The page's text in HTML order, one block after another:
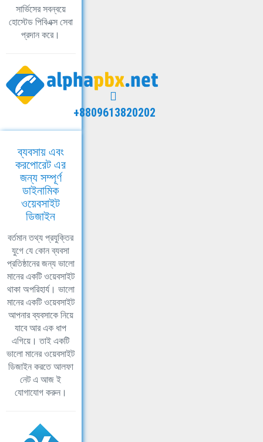
সার্ভিসের সবন্বয়ে
হোস্টেড পিবিএক্স সেবা
প্রদান করে।
+8809613820202
ব্যবসায় এবং
করপোরেট এর
জন্য সম্পূর্ণ
ডাইনামিক
ওয়েবসাইট
ডিজাইন
বর্তমান তথ্য প্রযুক্তির
যুগে যে কোন ব্যবসা
প্রতিষ্ঠানের জন্য ভালো
মানের একটি ওয়েবসাইট
থাকা অপরিহার্য। ভালো
মানের একটি ওয়েবসাইট
আপনার ব্যবসাকে নিয়ে
যাবে আর এক ধাপ
এগিয়ে। তাই একটি
ভালো মানের ওয়েবসাইট
ডিজাইন করতে আলফা
নেট এ আজ ই
যোগাযোগ করুন।